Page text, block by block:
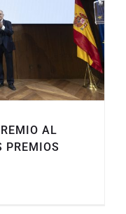
AL
PREMIOS